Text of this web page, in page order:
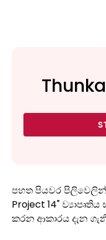
පහත පියවර
Project 14"
කරන ආකාරය දැන